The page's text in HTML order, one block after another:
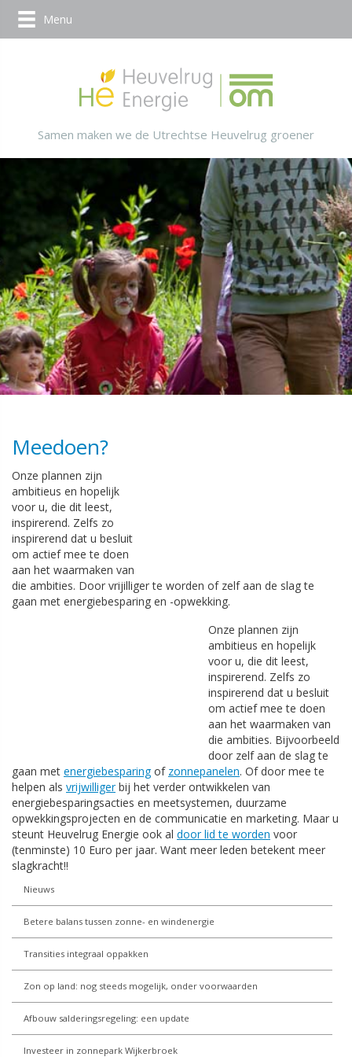
Menu
Samen maken we de Utrechtse Heuvelrug groener
Nieuws
Betere balans tussen zonne- en windenergie
Transities integraal oppakken
Zon op land: nog steeds mogelijk, onder voorwaarden
Afbouw salderingsregeling: een update
Investeer in zonnepark Wijkerbroek
Meedoen?
Onze plannen zijn
ambitieus en hopelijk
voor u, die dit leest,
inspirerend. Zelfs zo
inspirerend dat u besluit
om actief mee te doen
aan het waarmaken van
die ambities. Door vrijilliger te worden of zelf aan de slag te
gaan met energiebesparing en -opwekking.
Onze plannen zijn
ambitieus en hopelijk
voor u, die dit leest,
inspirerend. Zelfs zo
inspirerend dat u besluit
om actief mee te doen
aan het waarmaken van
die ambities. Bijvoorbeeld
door zelf aan de slag te
gaan met energiebesparingof zonnepanelen. Of door mee te
helpen als vrijwilligerbij het verder ontwikkelen van
energiebesparingsacties en meetsystemen, duurzame
opwekkingsprojecten en de communicatie en marketing. Maar u
steunt Heuvelrug Energie ook al door lid te worden voor
(tenminste) 10 Euro per jaar. Want meer leden betekent meer
slagkracht!!